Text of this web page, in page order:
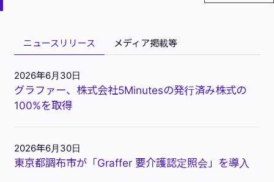
ニュースリリース メディア掲載等
2026年6月30日
グラファー、株式会社5Minutesの発行済み株式の
100%を取得
2026年6月30日
東京都調布市が「Graffer 要介護認定照会」を導入